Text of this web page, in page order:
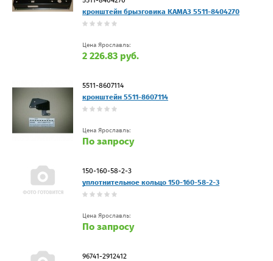
кронштейн брызговика КАМАЗ 5511-8404270
Цена Ярославль:
2 226.83 руб.
5511-8607114
кронштейн 5511-8607114
Цена Ярославль:
По запросу
150-160-58-2-3
уплотнительное кольцо 150-160-58-2-3
Цена Ярославль:
По запросу
96741-2912412